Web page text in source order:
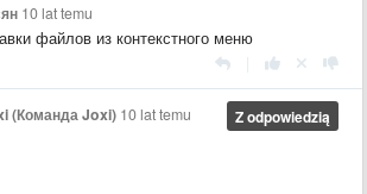
10 lat temu
файлов из контекстного меню
Z odpowiedzią
(Команда Joxi) 10 lat temu